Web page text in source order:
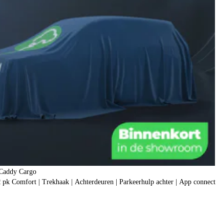
Cargo
Comfort | Trekhaak | Achterdeuren | Parkeerhulp achter | App connect |